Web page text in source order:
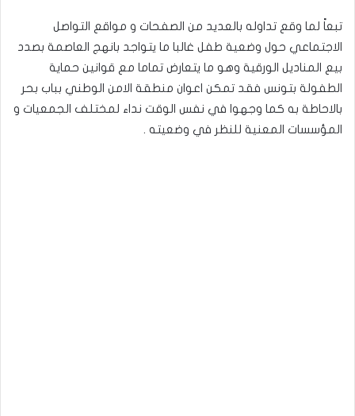
تبعاً لما وقع تداوله بالعديد من الصفحات و مواقع التواصل
الاجتماعي حول وضعية طفل غالبا ما يتواجد بانهج العاصمة بصدد
بيع المناديل الورقية وهو ما يتعارض تماما مع قوانين حماية
الطفولة بتونس فقد تمكن اعوان منطقة الامن الوطني بباب بحر
بالاحاطة به كما وجهوا في نفس الوقت نداء لمختلف الجمعيات و
المؤسسات المعنية للنظر في وضعيته .